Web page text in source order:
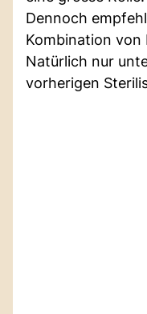
Dennoch
Kombination von
Natürlich nur
vorherigen